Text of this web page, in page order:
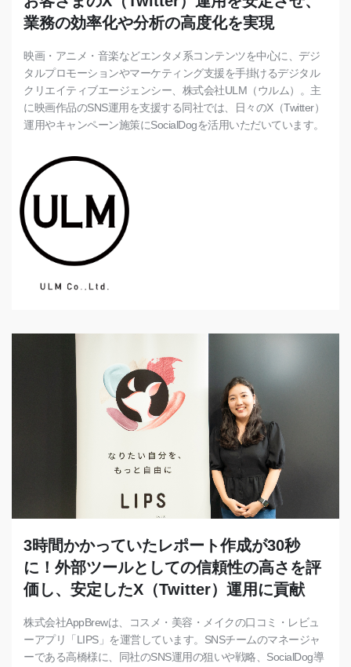
業務の効率化や分析の高度化を実現
映画・アニメ・音楽などエンタメ系コンテンツを中心に、デジ
タルプロモーションやマーケティング支援を手掛けるデジタル
クリエイティブエージェンシー、株式会社ULM（ウルム）。主
に映画作品のSNS運用を支援する同社では、日々のX（Twitter）
運用やキャンペーン施策にSocialDogを活用いただいています。
3時間かかっていたレポート作成が30秒
に！外部ツールとしての信頼性の高さを評
価し、安定したX（Twitter）運用に貢献
株式会社AppBrewは、コスメ・美容・メイクの口コミ・レビュ
ーアプリ「LIPS」を運営しています。SNSチームのマネージャ
ーである高橋様に、同社のSNS運用の狙いや戦略、SocialDog導